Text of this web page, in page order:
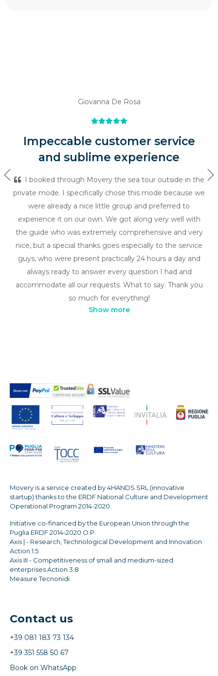
Giovanna De Rosa
Impeccable customer service
and sublime experience
I booked through Movery the sea tour outside in the
private mode. I specifically chose this mode because we
were already a nice little group and preferred to
experience it on our own. We got along very well with
the guide who was extremely comprehensive and very
nice, but a special thanks goes especially to the service
guys, who were present practically 24 hours a day and
always ready to answer every question I had and
accommodate all our requests. What to say. Thank you
so much for everything!
Previous
Show more
Movery is a service created by 4HANDS SRL (innovative
startup) thanks to the ERDF National Culture and Development
Operational Program 2014-2020.
Initiative co-financed by the European Union through the
Puglia ERDF 2014-2020 O.P.
Axis | - Research, Technological Development and Innovation
Action 1.5
Axis III - Competitiveness of small and medium-sized
enterprises Action 3.8
Measure Tecnonidi
Contact us
+39 081 183 73 134
+39 351 558 50 67
Book on WhatsApp